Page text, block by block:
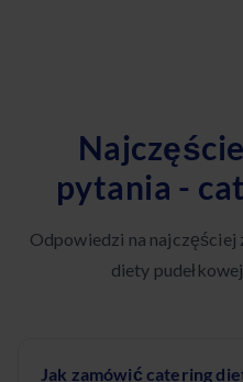
pytania -
Odpowiedzi na
diety
Jak zamówić catering